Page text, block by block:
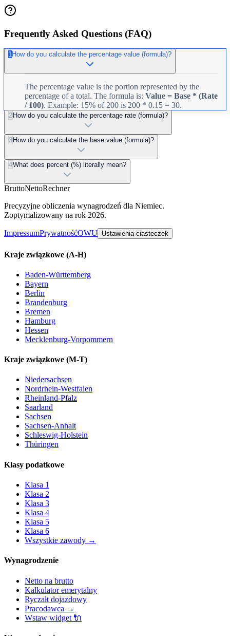
Frequently Asked Questions (FAQ)
1How do you calculate the percentage value (formula)?
The percentage value is the portion represented by the
percentage of a total. The formula is: Value = Base * (Rate
/ 100). Example: 15% of 200 is 200 * 0.15 = 30.
2 How do you calculate the percentage rate (formula)?
3 How do you calculate the base value (formula)?
4What does percent (%) literally mean?
BruttoNettoRechner
Precyzyjne obliczenia wynagrodzeń dla Niemiec.
Zoptymalizowany na rok 2026.
ImpressumPrywatnośćOWU Ustawienia ciasteczek
Kraje związkowe (A-H)
Baden-Württemberg
Bayern
Berlin
Brandenburg
Bremen
Hamburg
Hessen
Mecklenburg-Vorpommern
Kraje związkowe (M-T)
Niedersachsen
Nordrhein-Westfalen
Rheinland-Pfalz
Saarland
Sachsen
Sachsen-Anhalt
Schleswig-Holstein
Thüringen
Klasy podatkowe
Klasa 1
Klasa 2
Klasa 3
Klasa 4
Klasa 5
Klasa 6
Wszystkie zawody →
Wynagrodzenie
Netto na brutto
Kalkulator emerytalny
Ryczałt dojazdowy
Pracodawca →
Wstaw widget 🔌